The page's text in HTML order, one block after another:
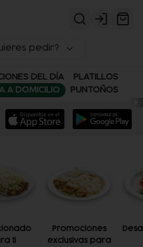
Login
pedir?
DEL DÍA
PLATILLOS
A DOMICILIO PUNTOÑOS
ti
Promociones
exclusivas para